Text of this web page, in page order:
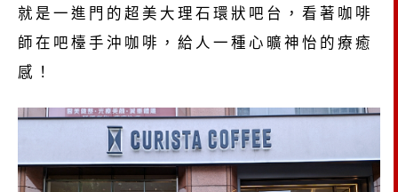
就是一進門的超美大理石環狀吧台，看著咖啡
師在吧檯手沖咖啡，給人一種心曠神怡的療癒
感！